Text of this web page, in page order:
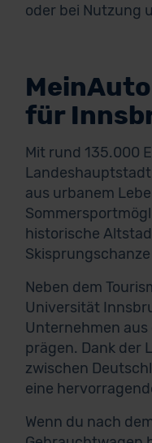
oder bei Nutzung
für
Mit rund 135.000
aus urbanem
historische
Neben dem
Universität
Unternehmen
prägen. Dank der
zwischen
eine
Wenn du nach